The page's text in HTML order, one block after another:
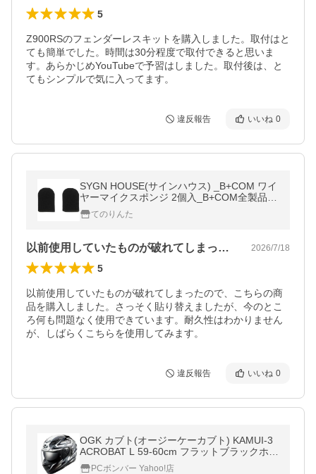
5
Z900RSのフェンダーレスキットを購入しました。取付はと
ても簡単でした。時間は30分程度で取付できると思いま
す。あらかじめYouTubeで予習はしました。取付後は、と
てもシンプルで気に入ってます。
違反報告 いいね 0
SYGN HOUSE(サインハウス) _B+COM ワイ
ヤーマイクスポンジ 2個入_B+COM全製品対
応_00081710
てのりんた
以前使用していたものが破れてしまったの… 2026/7/18
5
以前使用していたものが破れてしまったので、こちらの商
品を購入しました。さっそく貼り替えましたが、今のとこ
ろ何も問題なく使用できています。耐久性はわかりません
が、しばらくこちらを使用してみます。
違反報告 いいね 0
OGK カブト(オージーケーカブト) KAMUI-3
ACROBAT L 59-60cm フラットブラックホワ
イトPCボンバー Yahoo!店